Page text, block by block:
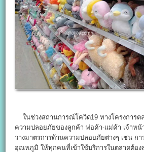
ในช่วงสถานการณ์โควิด19 ทางโครงการต
ความปลอยภัยของลูกค้า พ่อค้า-แม่ค้า เจ้าห
วางมาตรการด้านความปลอยภัยต่างๆ เช่น ก
อุณหภูมิ ให้ทุกคนที่เข้าใช้บริการในตลาดต้อ